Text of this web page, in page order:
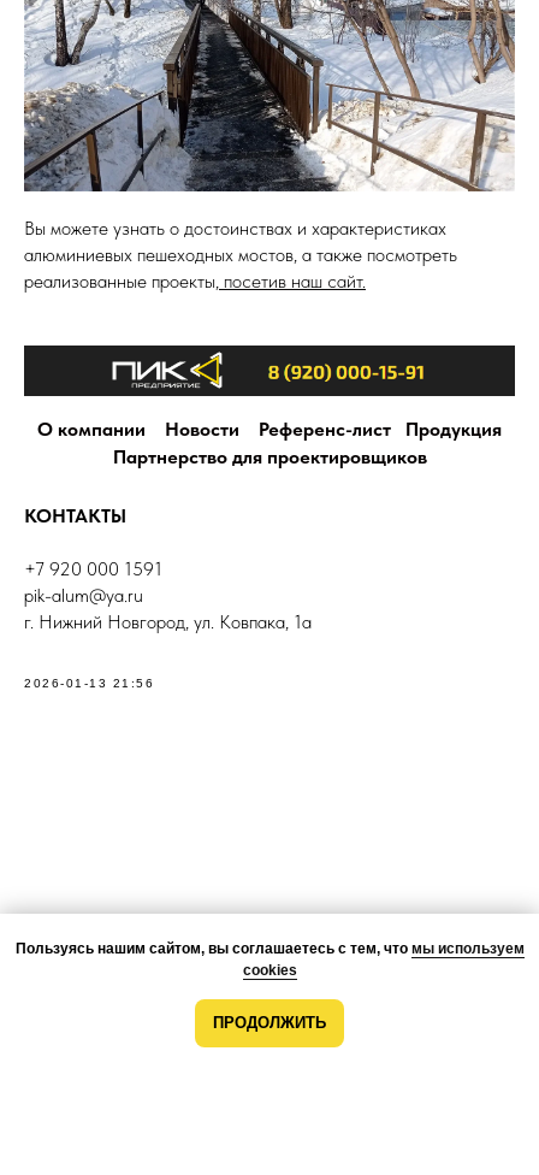
Вы можете узнать о достоинствах и характеристиках
алюминиевых пешеходных мостов, а также посмотреть
реализованные проекты, посетив наш сайт.
О компании Новости Референс-лист
Продукция
Партнерство для проектировщиков
КОНТАКТЫ
+7 920 000 1591
pik-alum@ya.ru
г. Нижний Новгород, ул. Ковпака, 1а
2026-01-13 21:56
Пользуясь нашим сайтом, вы соглашаетесь с тем, что мы используем
cookies
ПРОДОЛЖИТЬ